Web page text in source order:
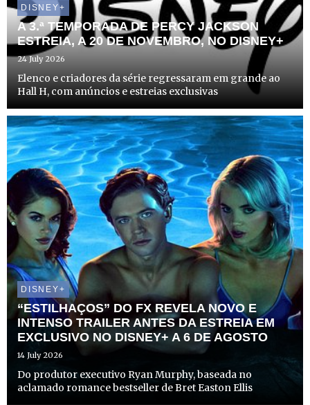
DISNEY+
A 3.ª TEMPORADA DE PERCY JACKSON
ESTREIA, A 20 DE NOVEMBRO, NO DISNEY+
24 July 2026
Elenco e criadores da série regressaram em grande ao
Hall H, com anúncios e estreias exclusivas
DISNEY+
“ESTILHAÇOS” DO FX REVELA NOVO E
INTENSO TRAILER ANTES DA ESTREIA EM
EXCLUSIVO NO DISNEY+ A 6 DE AGOSTO
14 July 2026
Do produtor executivo Ryan Murphy, baseada no
aclamado romance bestseller de Bret Easton Ellis